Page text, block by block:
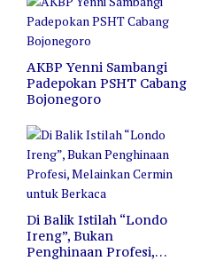
AKBP Yenni Sambangi
Padepokan PSHT Cabang
Bojonegoro
Di Balik Istilah “Londo
Ireng”, Bukan
Penghinaan Profesi,